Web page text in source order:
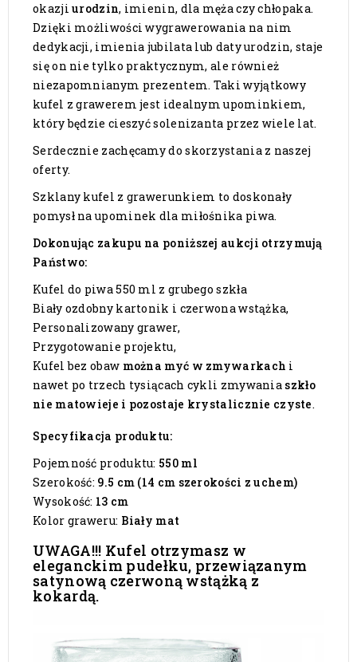
okazjiurodzin, imienin, dla męża czy chłopaka.
Dzięki możliwości wygrawerowania na nim
dedykacji, imienia jubilata lub daty urodzin, staje
się on nie tylko praktycznym, ale również
niezapomnianym prezentem. Taki wyjątkowy
kufel z grawerem jest idealnym upominkiem,
który będzie cieszyć solenizanta przez wiele lat.
Serdecznie zachęcamy do skorzystania z naszej
oferty.
Szklany kufel z grawerunkiem to doskonały
pomysł na upominek dla miłośnika piwa.
Dokonując zakupu na poniższej aukcji otrzymują
Państwo:
Kufel do piwa 550 ml z grubego szkła
Biały ozdobny kartonik i czerwona wstążka,
Personalizowany grawer,
Przygotowanie projektu,
Kufel bez obaw można myć w zmywarkach i
nawet po trzech tysiącach cykli zmywania szkło
nie matowieje i pozostaje krystalicznie czyste.
Specyfikacja produktu:
Pojemność produktu: 550 ml
Szerokość: 9.5 cm (14 cm szerokości z uchem)
Wysokość: 13 cm
Kolor graweru: Biały mat
UWAGA!!! Kufel otrzymasz w
eleganckim pudełku, przewiązanym
satynową czerwoną wstążką z
kokardą.